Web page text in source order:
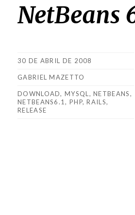
NetBeans
30 DE ABRIL DE 2008
GABRIEL MAZETTO
DOWNLOAD,MYSQL ,NETBEANS,
NETBEANS6.1, PHP,RAILS,
RELEASE